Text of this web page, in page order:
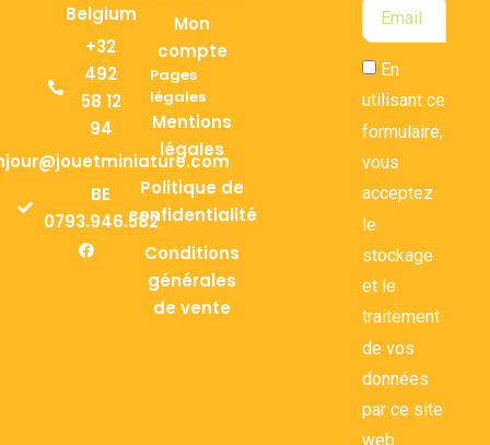
Belgium
+32
492
58 12
94
BE
0793.946.582
Mon
compte
Pages
légales
Mentions
légales
Politique de
confidentialité
Conditions
générales
de vente
En
utilisant ce
formulaire,
vous
acceptez
le
stockage
et le
traitement
de vos
données
par ce site
web.